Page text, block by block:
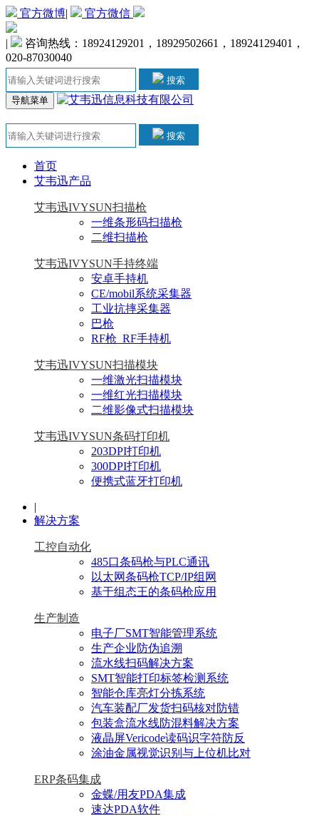
官方微博| 官方微信
|
咨询热线：18924129201，18929502661，18924129401，
020-87030040
搜索
导航菜单
搜索
首页
艾韦迅产品
艾韦迅IVYSUN扫描枪
一维条形码扫描枪
二维扫描枪
艾韦迅IVYSUN手持终端
安卓手持机
CE/mobil系统采集器
工业抗摔采集器
巴枪
RF枪_RF手持机
艾韦迅IVYSUN扫描模块
一维激光扫描模块
一维红光扫描模块
二维影像式扫描模块
艾韦迅IVYSUN条码打印机
203DPI打印机
300DPI打印机
便携式蓝牙打印机
|
解决方案
工控自动化
485口条码枪与PLC通讯
以太网条码枪TCP/IP组网
基于组态王的条码枪应用
生产制造
电子厂SMT智能管理系统
生产企业防伪追溯
流水线扫码解决方案
SMT智能打印标签检测系统
智能仓库亮灯分拣系统
汽车装配厂发货扫码核对防错
包装盒流水线防混料解决方案
液晶屏Vericode读码识字符防反
涂油金属视觉识别与上位机比对
ERP条码集成
金蝶/用友PDA集成
速达PDA软件